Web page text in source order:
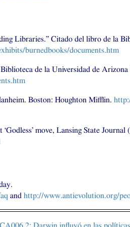
Libraries.” Citado del libro de la
burnedbooks/documents.htm
de la Universidad de
Boston: Houghton Mifflin.
move, Lansing State
and http://www.antievolution.org/